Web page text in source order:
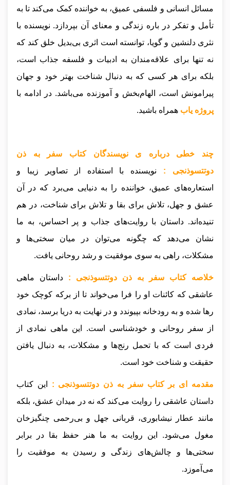
مسائل انسانی و فلسفی عمیق، به خواننده کمک می‌کند تا به
تأمل و تفکر در باره زندگی و معنای آن بپردازد. نویسنده با
نثری دلنشین و گویا، توانسته است اثری بی‌بدیل خلق کند که
نه تنها برای علاقه‌مندان به ادبیات و فلسفه جذاب است،
بلکه برای هر کسی که به دنبال شناخت بهتر خود و جهان
پیرامونش است، الهام‌بخش و آموزنده می‌باشد. در ادامه با
پروژه یاب همراه باشید.
چند خطی درباره ی نویسندگان کتاب سفر به ذن
دوتتسوذنجی : نویسنده با استفاده از تصاویر زیبا و
استعاره‌های عمیق، خواننده را به دنیایی می‌برد که در آن
عشق و جهل، تلاش برای بقا و تلاش برای شناخت، در هم
تنیده‌اند. داستان با روایت‌های جذاب و پر احساس، به ما
نشان می‌دهد که چگونه می‌توان در میان سختی‌ها و
مشکلات، راهی به سوی موفقیت و رشد روحانی یافت.
خلاصه کتاب سفر به ذن دوتتسوذنجی :
داستان ماهی
عاشقی که کائنات او را فرا می‌خواند تا از برکه کوچک خود
رها شده و به رودخانه بپیوندد و در نهایت به دریا برسد، نمادی
از سفر روحانی و خودشناسی است. این ماهی نمادی از
فردی است که با تحمل رنج‌ها و مشکلات، به دنبال یافتن
حقیقت و شناخت خود است.
مقدمه ای بر کتاب سفر به ذن دوتتسوذنجی : این کتاب
داستان عاشقی را روایت می‌کند که نه در میدان عشق، بلکه
مانند عطار نیشابوری، قربانی جهل و بی‌رحمی چنگیزخان
مغول می‌شود. این روایت به ما هنر حفظ بقا در برابر
سختی‌ها و چالش‌های زندگی و رسیدن به موفقیت را
می‌آموزد.